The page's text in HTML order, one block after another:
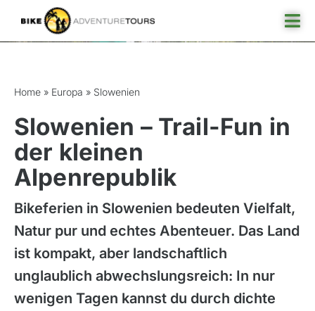
Reisefinder
Reiseziel
Angebote
Rund ums Reisen
Über uns
Slowenien
Home» Europa » Slowenien
Slowenien – Trail-Fun in
der kleinen
Alpenrepublik
Bikeferien in Slowenien bedeuten Vielfalt,
Natur pur und echtes Abenteuer. Das Land
ist kompakt, aber landschaftlich
unglaublich abwechslungsreich: In nur
wenigen Tagen kannst du durch dichte